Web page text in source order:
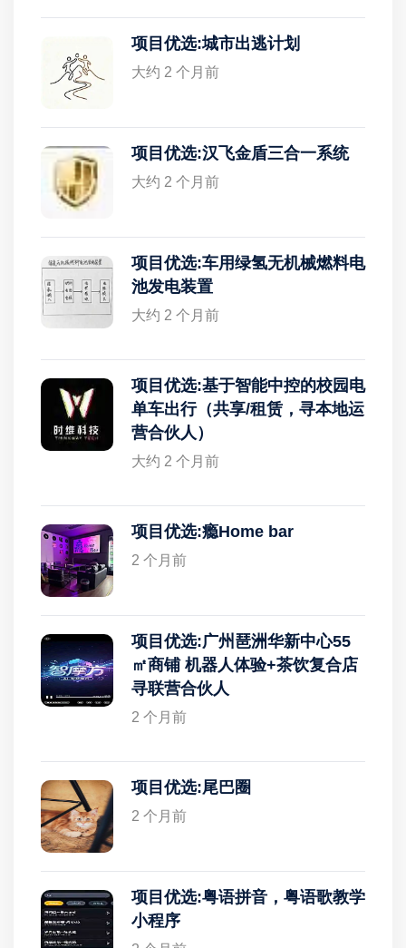
项目优选:城市出逃计划
大约 2 个月前
项目优选:汉飞金盾三合一系统
大约 2 个月前
项目优选:车用绿氢无机械燃料电
池发电装置
大约 2 个月前
项目优选:基于智能中控的校园电
单车出行（共享/租赁，寻本地运
营合伙人）
大约 2 个月前
项目优选:瘾Home bar
2 个月前
项目优选:广州琶洲华新中心55
㎡商铺 机器人体验+茶饮复合店
寻联营合伙人
2 个月前
项目优选:尾巴圈
2 个月前
项目优选:粤语拼音，粤语歌教学
小程序